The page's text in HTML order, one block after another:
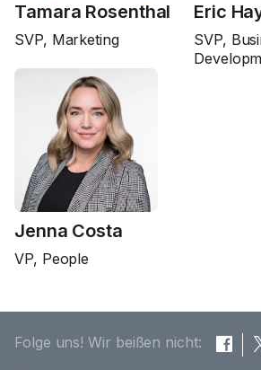
Tamara Rosenthal
SVP, Marketing
Eric
SVP,
Jenna Costa
VP, People
Folge uns! Wir beißen nicht: